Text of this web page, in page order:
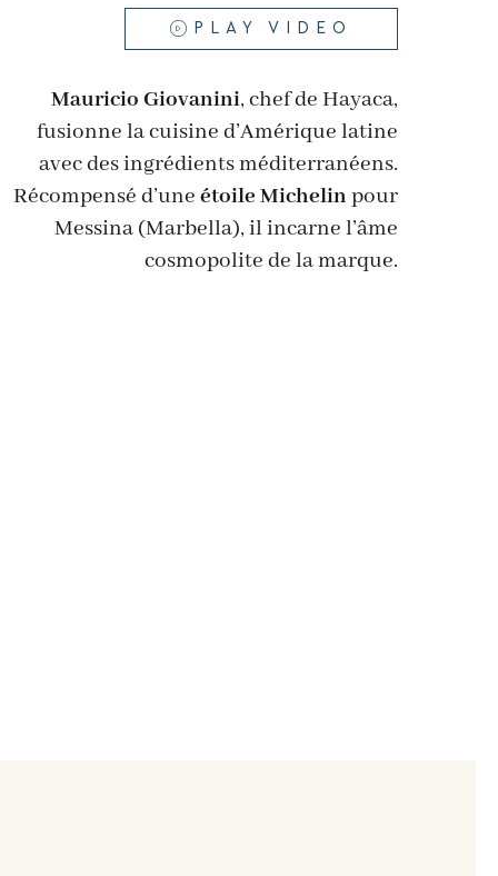
PLAY VIDEO
Mauricio Giovanini, chef de Hayaca,
fusionne la cuisine d’Amérique latine
avec des ingrédients méditerranéens.
Récompensé d’une étoile Michelin pour
Messina (Marbella), il incarne l’âme
cosmopolite de la marque.